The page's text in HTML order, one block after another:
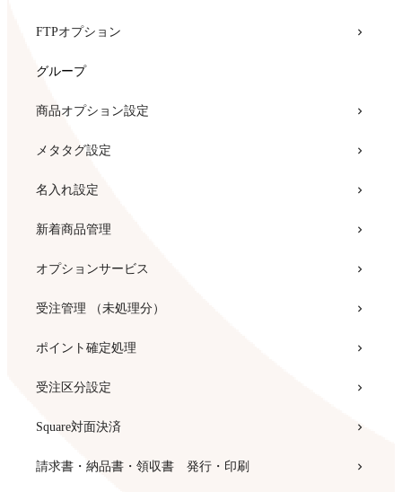
DATABASE」
ARESSA
卸・仕入サービス「orosy」
あと○円で送料無料
にぎわい演出
宛名印刷 by labelmake.jp
辞書屋の住所クリーニング for カラーミーショップ
IVRy（アイブリー）
ウェルカムクーポン
お問い合わせフォーム
決済方法設定
クレジットカード（クロネコwebコレクト）
メールアドレス
メール内容設定
会員機能
マイアカウント
ネット銀行決済
ショッピングカート
NP後払い
PayPal
PayPay
FTPオプション
グループ
商品オプション設定
メタタグ設定
名入れ設定
新着商品管理
オプションサービス
受注管理 （未処理分）
ポイント確定処理
受注区分設定
Square対面決済
請求書・納品書・領収書 発行・印刷